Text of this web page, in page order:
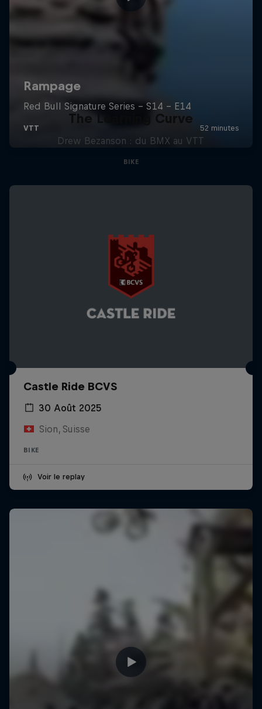
The Learning Curve
Drew Bezanson : du BMX au VTT
BIKE
Castle Ride BCVS
30 Août 2025
Sion, Suisse
BIKE
Voir le replay